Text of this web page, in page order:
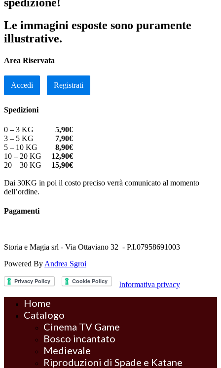
Le immagini esposte sono puramente
illustrative.
Area Riservata
Accedi Registrati
Spedizioni
0 – 3 KG 5,90€
3 – 5 KG 7,90€
5 – 10 KG 8,90€
10 – 20 KG 12,90€
20 – 30 KG 15,90€
Dai 30KG in poi il costo preciso verrà comunicato al momento
dell’ordine.
Pagamenti
Storia e Magia srl - Via Ottaviano 32 - P.I.07958691003
Powered By Andrea Sgroi
Informativa privacy
Home
Catalogo
Cinema TV Game
Bosco incantato
Medievale
Riproduzioni di Spade e Katane